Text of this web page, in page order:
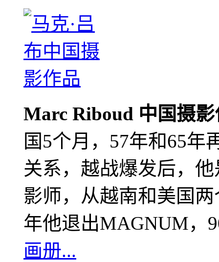
Marc Riboud 中国摄
国5个月，57年和65年
关系，越战爆发后，
影师，从越南和美国
年他退出MAGNUM，
画册...